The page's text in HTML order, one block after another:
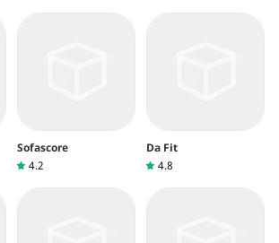
Sofascore
4.2
Da Fit
4.8